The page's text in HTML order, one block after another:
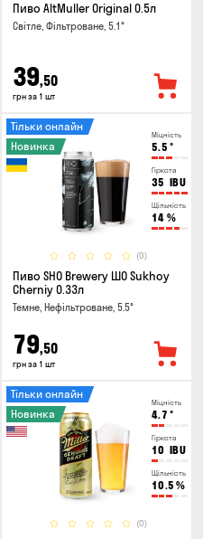
Пиво AltMuller Original 0.5л
Світле, Фільтроване, 5.1°
39,50
грн за 1 шт
Міцність
5.5 °
Гіркота
35 IBU
Щільність
14 %
(0)
Тільки онлайн
Новинка
Пиво SHO Brewery ШО Sukhoy
Cherniy 0.33л
Темне, Нефільтроване, 5.5°
79,50
грн за 1 шт
Міцність
4.7 °
Гіркота
10 IBU
Щільність
10.5 %
(0)
Тільки онлайн
Новинка